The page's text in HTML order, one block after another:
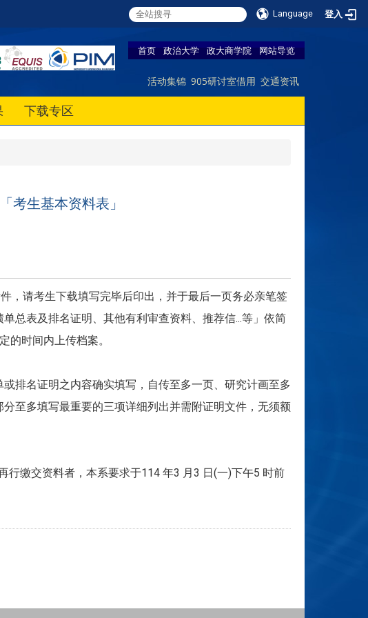
Language 登入
首页 政治大学 政大商学院 网站导览
活动集锦 905研讨室借用 交通资讯
下载专区
考生基本资料表」
，请考生下载填写完毕后印出，并于最后一页务必亲笔签
总表及排名证明、其他有利审查资料、推荐信...等」依简
的时间内上传档案。
排名证明之内容确实填写，自传至多一页、研究计画至多
至多填写最重要的三项详细列出并需附证明文件，无须额
缴交资料者，本系要求于114 年3 月3 日(一)下午5 时前